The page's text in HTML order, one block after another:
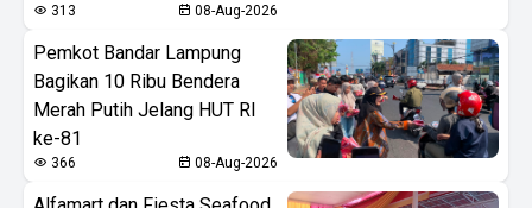
313 08-Aug-2026
Pemkot Bandar Lampung
Bagikan 10 Ribu Bendera
Merah Putih Jelang HUT RI
ke-81
366 08-Aug-2026